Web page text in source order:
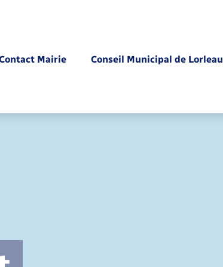
Mairie Conseil Municipal de Lorleau